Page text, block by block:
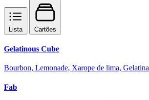
Lista Cartões
Gelatinous Cube
Bourbon, Lemonade, Xarope de lima, Gelatina
Fab